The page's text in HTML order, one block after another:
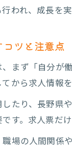
野県放課後等
課後等デイサー
われ、成長を
ツと注意点
まず「自分
から求人情報
たり、長野県
す。求人票だ
場の人間関係